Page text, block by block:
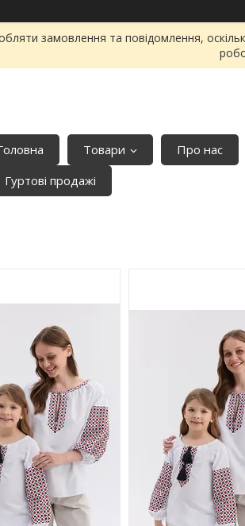
замовлення та повідомлення,
Товари Про нас
Гуртові продажі